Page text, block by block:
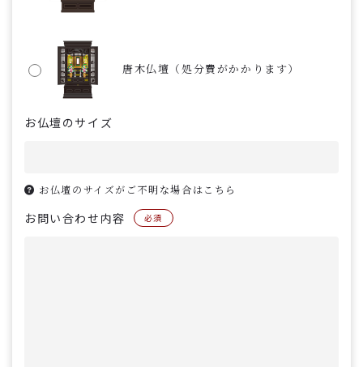
唐木仏壇（処分費がかかります）
お仏壇のサイズ
お仏壇のサイズがご不明な場合はこちら
お問い合わせ内容 必須